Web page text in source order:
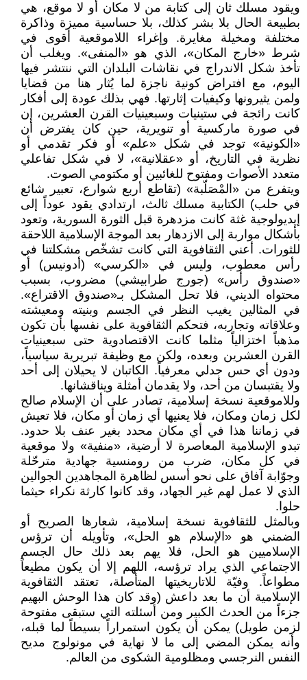
ويقود مسلك ثان إلى كتابة من لا مكان أو لا موقع، هي
بطبيعة الحال بلا بشر كذلك، بلا حساسية مميزة وذاكرة
مختلفة ومخيلة مغايرة. وإغراء اللاموقعية أقوى في
شرط «خارج المكان»، الذي هو «المنفى». ويغلب أن
تأخذ شكل الاندراج في نقاشات البلدان التي ننتشر فيها
اليوم، مع افتراض كونية ناجزة لما يُثار هنا من قضايا
ولمن يثيرونها وكيفيات إثارتها. فهي بذلك عودة إلى أفكار
كانت رائجة في ستينيات وسبعينيات القرن العشرين، إن
في صورة ماركسية أو تنويرية، حين كان يفترض أن
«الكونية» توجد في شكل «علم» أو فكر تقدمي أو
نظرية في التاريخ، أو «عقلانية»، لا في شكل تفاعلي
متعدد الأصوات ومفتوح للغائبين أو مكتومي الصوت.
ويتفرع من «المْصَلّبة» (تقاطع أربع شوارع، تعبير شائع
في حلب) الكتابية مسلك ثالث، ارتدادي يقود عوداً إلى
إيديولوجية غثة كانت مزدهرة قبل الثورة السورية، وتعود
بأشكال مواربة إلى الازدهار بعد الموجة الإسلامية اللاحقة
للثورات. أعني الثقافوية التي كانت تشخّص مشكلتنا في
رأس معطوب، وليس في «الكرسي» (أدونيس) أو
«صندوق رأس» (جورج طرابيشي) مضروب، بسبب
محتواه الديني، فلا تحل المشكل بـ«صندوق الاقتراع».
في المثالين يغيب النظر في الجسم وبنيته ومعيشته
وعلاقاته وتجاربه، فتحكم الثقافوية على نفسها بأن تكون
مذهباً اختزالياً مثلما كانت الاقتصادوية حتى سبعينيات
القرن العشرين وبعده، ولكن مع وظيفة تبريرية سياسياً،
ودون أي حس جدلي معرفياً. الكاتبان لا يحيلان إلى أحد
ولا يقتبسان من أحد، ولا يقدمان أمثلة ويناقشانها.
وللاموقعية نسخة إسلامية، تصادر على أن الإسلام صالح
لكل زمان ومكان، فلا يعنيها أي زمان أو مكان، فلا تعيش
في زماننا هذا في أي مكان محدد بغير عنف بلا حدود.
تبدو الإسلامية المعاصرة لا أرضية، «منفية» ولا موقعية
في كل مكان، ضرب من رومنسية جهادية مترحّلة
وجوّابة آفاق على نحو أسس لظاهرة المجاهدين الجوالين
الذي لا عمل لهم غير الجهاد، وقد كانوا كارثة نكراء حيثما
حلوا.
وبالمثل للثقافوية نسخة إسلامية، شعارها الصريح أو
الضمني هو «الإسلام هو الحل»، وتأويله أن ترؤس
الإسلاميين هو الحل، فلا يهم بعد ذلك حال الجسم
الاجتماعي الذي يراد ترؤسه، اللهم إلا أن يكون مطيعاً
مطواعاً. وفيّة للاتاريخيتها المتأصلة، تعتقد الثقافوية
الإسلامية أن ما بعد داعش (وقد كان هذا الوحش البهيم
جزءاً من الحدث الكبير ومن أسئلته التي ستبقى مفتوحة
لزمن طويل) يمكن أن يكون استمراراً بسيطاً لما قبله،
وأنه يمكن المضي إلى ما لا نهاية في مونولوج مديح
النفس النرجسي ومظلومية الشكوى من العالم.